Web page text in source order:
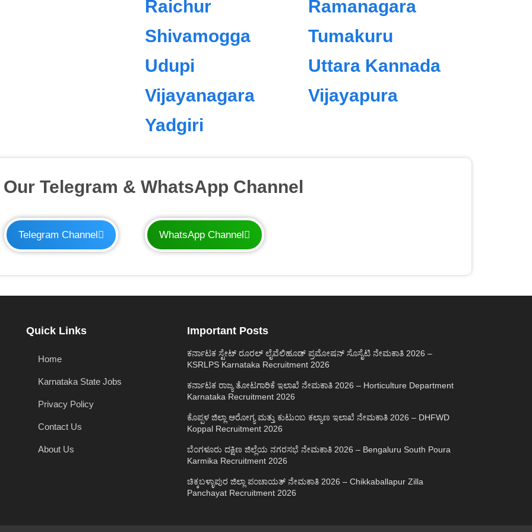
Raichur
Ramanagara
Shivamogga
Tumakuru
Udupi
Uttara Kannada
Vijayanagara
Vijayapura
Yadgiri
Telegram & WhatsApp Channel
Telegram Channel WhatsApp Channel
Quick Links
Home
Karnataka State Jobs
Privacy Policy
Contact Us
About Us
Important Posts
ಕರ್ನಾಟಕ ಸ್ಟೇಟ್ ರೂರಲ್ ಲೈವೆಲಿಹೂಡ್ ಪ್ರಮೋಷನ್ ಸೊಸೈಟಿ ನೇಮಕಾತಿ 2026 –
KSRLPS Karnataka Recruitment 2026
ಕರ್ನಾಟಕ ರಾಜ್ಯ ತೋಟಗಾರಿಕೆ ಇಲಾಖೆ ನೇಮಕಾತಿ 2026 – Horticulture Department
Karnataka Recruitment 2026
ಕೊಪ್ಪಳ ಜಿಲ್ಲಾ ಆರೋಗ್ಯ ಮತ್ತು ಕುಟುಂಬ ಕಲ್ಯಾಣ ಇಲಾಖೆ ನೇಮಕಾತಿ 2026 – DHFWD
Koppal Recruitment 2026
ಬೆಂಗಳೂರು ದಕ್ಷಿಣ ಜಿಲ್ಲೆಯ ನಗರಸಭೆ ನೇಮಕಾತಿ 2026 – Bengaluru South Poura
Karmika Recruitment 2026
ಚಿಕ್ಕಬಳ್ಳಾಪುರ ಜಿಲ್ಲಾ ಪಂಚಾಯತ್ ನೇಮಕಾತಿ 2026 – Chikkaballapur Zilla
Panchayat Recruitment 2026